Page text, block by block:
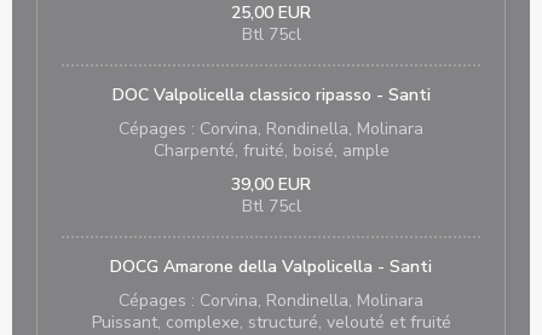
25,00 EUR
Btl 75cl
DOC Valpolicella classico ripasso - Santi
Cépages : Corvina, Rondinella, Molinara
Charpenté, fruité, boisé, ample
39,00 EUR
Btl 75cl
DOCG Amarone della Valpolicella - Santi
Cépages : Corvina, Rondinella, Molinara
Puissant, complexe, structuré, velouté et fruité